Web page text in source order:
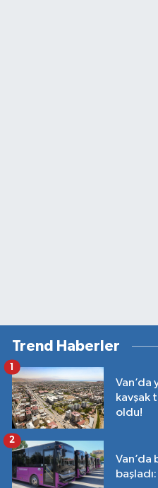
Trend Haberler
Van’da
kavşak
oldu!
1
2